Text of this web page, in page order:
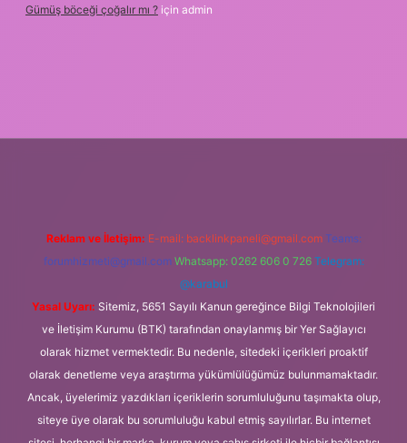
Gümüş böceği çoğalır mı ? için admin
Reklam ve İletişim: E-mail: backlinkpaneli@gmail.com Teams:
forumhizmeti@gmail.com Whatsapp: 0262 606 0 726 Telegram:
@karabul
Yasal Uyarı: Sitemiz, 5651 Sayılı Kanun gereğince Bilgi Teknolojileri
ve İletişim Kurumu (BTK) tarafından onaylanmış bir Yer Sağlayıcı
olarak hizmet vermektedir. Bu nedenle, sitedeki içerikleri proaktif
olarak denetleme veya araştırma yükümlülüğümüz bulunmamaktadır.
Ancak, üyelerimiz yazdıkları içeriklerin sorumluluğunu taşımakta olup,
siteye üye olarak bu sorumluluğu kabul etmiş sayılırlar. Bu internet